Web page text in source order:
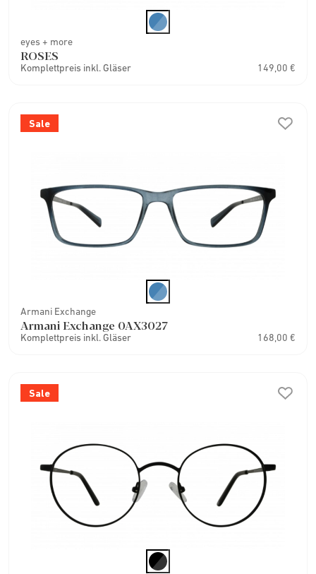
eyes + more
ROSES
Komplettpreis inkl. Gläser 149,00 €
Sale
Armani Exchange
Armani Exchange 0AX3027
Komplettpreis inkl. Gläser 168,00 €
Sale